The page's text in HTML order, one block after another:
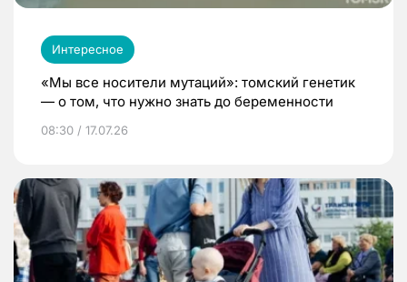
Интересное
«Мы все носители мутаций»: томский генетик
— о том, что нужно знать до беременности
08:30 / 17.07.26